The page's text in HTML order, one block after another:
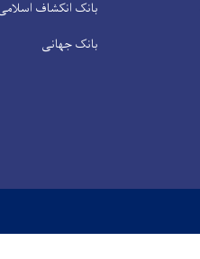
بانک انکشاف
بانک جهانی